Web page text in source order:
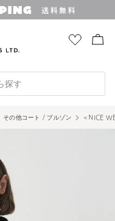
探す
その他コート / ブルゾン ＜NICE